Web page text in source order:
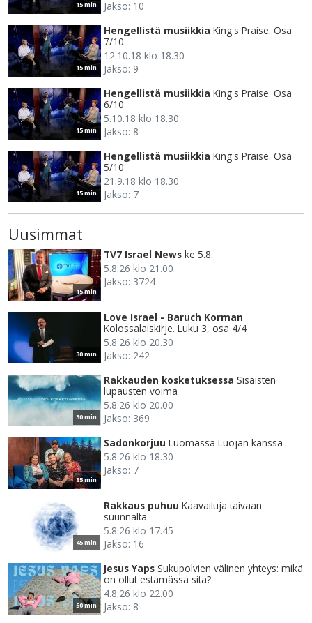
15 min Jakso: 10
15 min
Hengellistä musiikkia King's Praise. Osa
7/10
12.10.18 klo 18.30
Jakso: 9
15 min
Hengellistä musiikkia King's Praise. Osa
6/10
5.10.18 klo 18.30
Jakso: 8
15 min
Hengellistä musiikkia King's Praise. Osa
5/10
21.9.18 klo 18.30
Jakso: 7
Uusimmat
15 min
TV7 Israel News ke 5.8.
5.8.26 klo 21.00
Jakso: 3724
30 min
Love Israel - Baruch Korman
Kolossalaiskirje. Luku 3, osa 4/4
5.8.26 klo 20.30
Jakso: 242
30 min
Rakkauden kosketuksessa Sisäisten
lupausten voima
5.8.26 klo 20.00
Jakso: 369
85 min
Sadonkorjuu Luomassa Luojan kanssa
5.8.26 klo 18.30
Jakso: 7
45 min
Rakkaus puhuu Kaavailuja taivaan
suunnalta
5.8.26 klo 17.45
Jakso: 16
50 min
Jesus Yaps Sukupolvien välinen yhteys: mikä
on ollut estämässä sitä?
4.8.26 klo 22.00
Jakso: 8